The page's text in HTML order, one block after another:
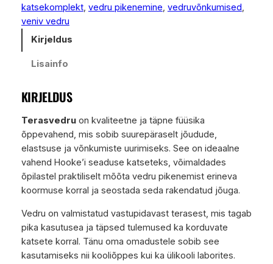
katsekomplekt, vedru pikenemine, vedruvõnkumised
veniv vedru
Kirjeldus
Lisainfo
KIRJELDUS
Terasvedruon kvaliteetne ja täpne füüsika
õppevahend, mis sobib suurepäraselt jõudude,
elastsuse ja võnkumiste uurimiseks. See on ideaalne
vahend Hooke’i seaduse katseteks, võimaldades
õpilastel praktiliselt mõõta vedru pikenemist erineva
koormuse korral ja seostada seda rakendatud jõuga.
Vedru on valmistatud vastupidavast terasest, mis tagab
pika kasutusea ja täpsed tulemused ka korduvate
katsete korral. Tänu oma omadustele sobib see
kasutamiseks nii kooliõppes kui ka ülikooli laborites.